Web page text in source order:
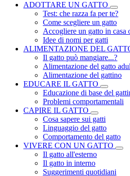
ADOTTARE UN GATTO
Test: che razza fa per te?
Come scegliere un gatto
Accogliere un gatto in casa
Idee di nomi per gatti
ALIMENTAZIONE DEL
Il gatto può mangiare...?
Alimentazione del gatto
Alimentazione del gattino
EDUCARE IL GATTO
Educazione di base del
Problemi comportamentali
CAPIRE IL GATTO
Cosa sapere sui gatti
Linguaggio del gatto
Comportamento del gatto
VIVERE CON UN GATTO
Il gatto all'esterno
Il gatto in interno
Suggerimenti quotidiani